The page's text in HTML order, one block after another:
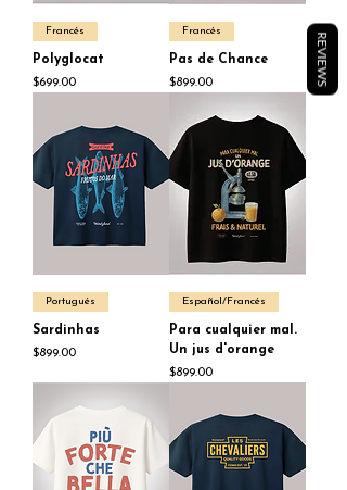
Francés
Polyglocat
Price
$699.00
Francés
Pas de Chance
Price
$899.00
Portugués
Sardinhas
Price
$899.00
Español/Francés
Para cualquier mal.
Un jus d'orange
Price
$899.00
REVIEWS